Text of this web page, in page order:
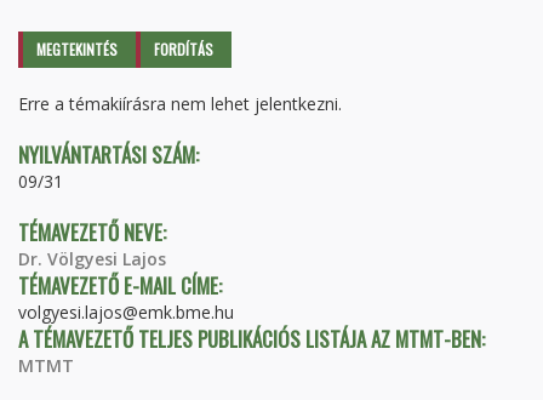
Elsődleges fülek
MEGTEKINTÉS (AKTÍVFORDÍTÁS
Erre a témakiírásra nem lehet jelentkezni.
NYILVÁNTARTÁSI SZÁM:
09/31
TÉMAVEZETŐ NEVE:
Dr. Völgyesi Lajos
TÉMAVEZETŐ E-MAIL CÍME:
volgyesi.lajos@emk.bme.hu
A TÉMAVEZETŐ TELJES PUBLIKÁCIÓS LISTÁJA AZ MTMT-BEN:
MTMT